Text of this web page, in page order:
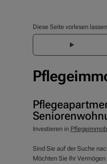
Diese Seite vorlesen lassen
Investieren in
Sind Sie auf der Suche
Möchten Sie Ihr